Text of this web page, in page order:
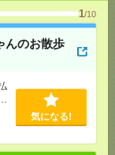
1/10
んのお散歩
気になる!
の総務事
気になる！